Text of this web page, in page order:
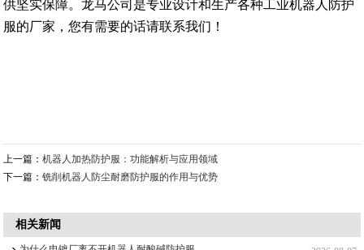
供坚实保障。龙马公司是专业设计和生产各种工业机器人防护
服的厂家，您有需要的话请联系我们！
上一篇：机器人加热防护服：功能解析与应用领域
下一篇：铣削机器人防尘耐磨防护服的作用与优势
相关新闻